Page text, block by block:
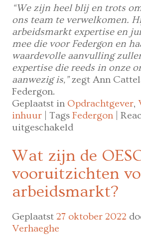
“We zijn heel blij en trots
ons team te verwelkomen.
arbeidsmarkt expertise en
mee die voor Federgon en
waardevolle aanvulling
expertise die reeds in onze
aanwezig is,”zegt Ann
Federgon.
Geplaatst in Opdrachtgever,
inhuur
Tags Federgon
uitgeschakeld
Valkiers
is
de
nieuwe
juridische
directeur
bij
Wat zijn de
vooruitzichten
arbeidsmarkt?
Geplaatst 27 oktober 2022
Verhaeghe